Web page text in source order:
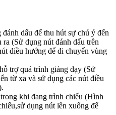
dấu để thu hút sự chú ý đến
(Sử dụng nút đánh dấu trên
điều hướng để di chuyển vùng
trợ quá trình giảng dạy (Sử
từ xa và sử dụng các nút điều
khi đang trình chiếu (Hình
dụng nút lên xuống để